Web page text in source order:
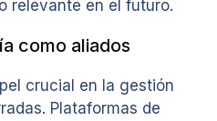
relevante en el futuro.
como aliados
crucial en la gestión
Plataformas de